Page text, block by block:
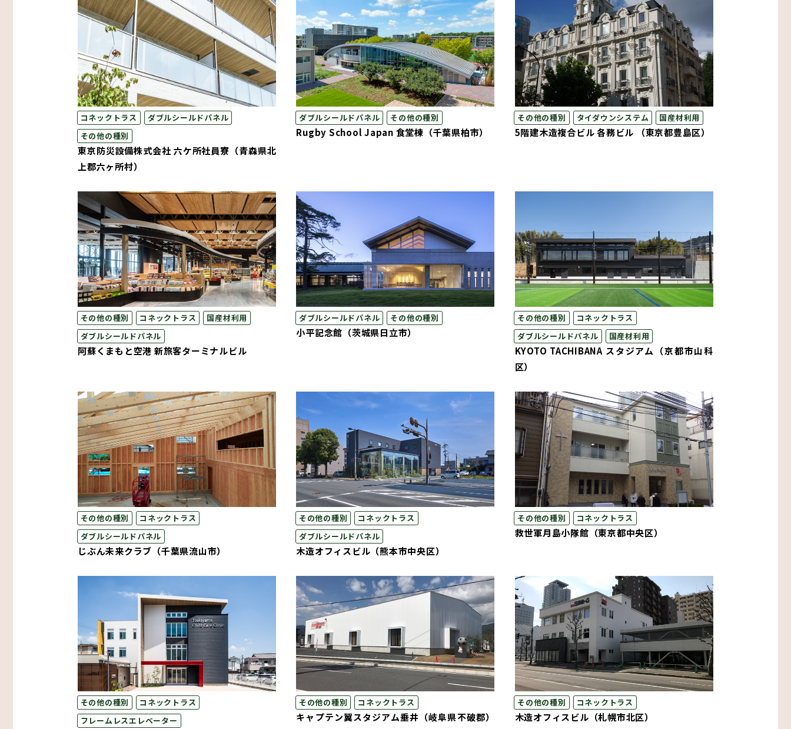
コネックトラス
ダブルシールドパネル
その他の種別
東京防災設備株式会社 六ケ所社員寮（青森県北
上郡六ヶ所村）
ダブルシールドパネル その他の種別
Rugby School Japan 食堂棟（千葉県柏市）
その他の種別 タイダウンシステム 国産材利用
5階建木造複合ビル 各務ビル （東京都豊島区）
その他の種別 コネックトラス
国産材利用
ダブルシールドパネル
阿蘇くまもと空港 新旅客ターミナルビル
ダブルシールドパネル その他の種別
小平記念館（茨城県日立市）
その他の種別
コネックトラス
ダブルシールドパネル
国産材利用
KYOTO TACHIBANA スタジアム（京都市山科
区）
その他の種別
コネックトラス
ダブルシールドパネル
じぶん未来クラブ（千葉県流山市）
その他の種別
コネックトラス
ダブルシールドパネル
木造オフィスビル（熊本市中央区）
その他の種別 コネックトラス
救世軍月島小隊館（東京都中央区）
その他の種別
コネックトラス
フレームレスエレベーター
その他の種別 コネックトラス
キャプテン翼スタジアム垂井（岐阜県不破郡）
その他の種別 コネックトラス
木造オフィスビル（札幌市北区）